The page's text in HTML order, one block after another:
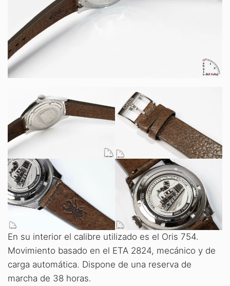
En su interior el calibre utilizado es el Oris 754.
Movimiento basado en el ETA 2824, mecánico y de
carga automática. Dispone de una reserva de
marcha de 38 horas.